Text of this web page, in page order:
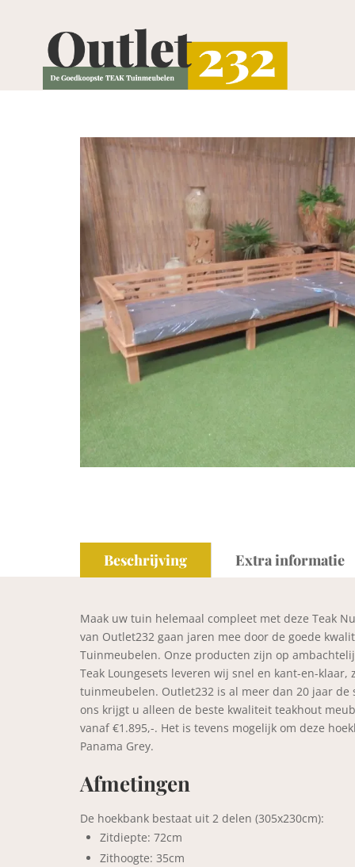
Beschrijving Extra informatie
Maak uw tuin helemaal compleet met deze Teak
van Outlet232 gaan jaren mee door de goede
Tuinmeubelen. Onze producten zijn op
Teak Loungesets leveren wij snel en kant-en-
tuinmeubelen. Outlet232 is al meer dan 20 jaar
ons krijgt u alleen de beste kwaliteit teakhout
vanaf €1.895,-. Het is tevens mogelijk om deze
Panama Grey.
Afmetingen
De hoekbank bestaat uit 2 delen (305x230cm):
Zitdiepte: 72cm
Zithoogte: 35cm